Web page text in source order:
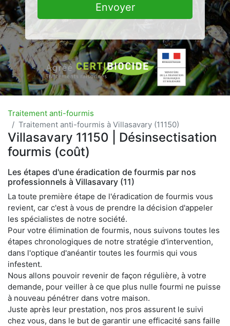
Envoyer
Traitement anti-fourmis
Traitement anti-fourmis à Villasavary (11150)
Villasavary 11150 | Désinsectisation
fourmis (coût)
Les étapes d'une éradication de fourmis par nos
professionnels à Villasavary (11)
La toute première étape de l'éradication de fourmis vous
revient, car c'est à vous de prendre la décision d'appeler
les spécialistes de notre société.
Pour votre élimination de fourmis, nous suivons toutes les
étapes chronologiques de notre stratégie d'intervention,
dans l'optique d'anéantir toutes les fourmis qui vous
infestent.
Nous allons pouvoir revenir de façon régulière, à votre
demande, pour veiller à ce que plus nulle fourmi ne puisse
à nouveau pénétrer dans votre maison.
Juste après leur prestation, nos pros assurent le suivi
chez vous, dans le but de garantir une efficacité sans faille